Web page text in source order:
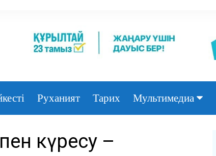
Руханият Тарих Мультимедиа
күресу –